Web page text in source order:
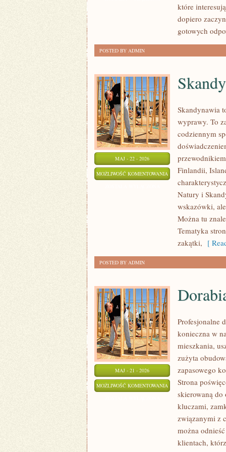
PSYCHOLOGIA
ORGANIZACJI
które
dopiero
gotowych
POSTED BY ADMIN
MAJ - 22 - 2026
MOŻLIWOŚĆ KOMENTOWANIA SKANDYNAWIA
Skandynawia
wyprawy. To
codziennym
Finlandii,
Natury i
wskazówki,
Można tu
Tematyka
zakątki, [
POSTED BY ADMIN
MAJ - 21 - 2026
MOŻLIWOŚĆ KOMENTOWANIA DORABIANIE
KLUCZYKÓW
Profesjonalne
konieczna w
mieszkania,
zużyta
zapasowego
Strona
skierowaną
kluczami,
związanymi z
można
klientach,